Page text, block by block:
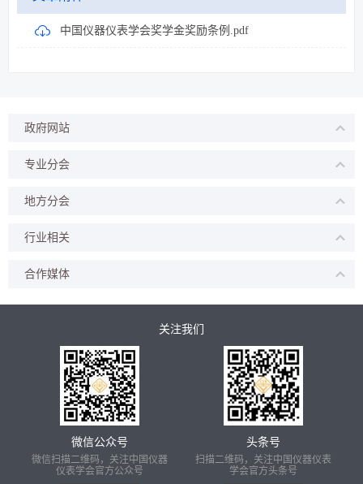
中国仪器仪表学会奖学金奖励条例.pdf
政府网站
专业分会
地方分会
行业相关
合作媒体
关注我们
微信公众号
微信扫描二维码，关注中国仪器
仪表学会官方公众号
头条号
扫描二维码，关注中国仪器仪表
学会官方头条号